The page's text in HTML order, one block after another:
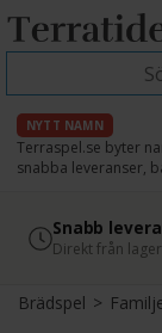
NYTT NAMN
Terraspel.se byter
snabba leveranser,
4.8
Läs omdömen
Snabb
Direkt från lager
Brädspel>